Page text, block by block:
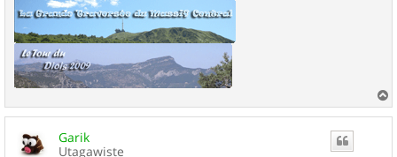
a
u
Garik
Utagawiste